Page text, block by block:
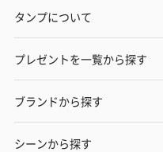
タンプについて
プレゼントを一覧から探す
ブランドから探す
シーンから探す